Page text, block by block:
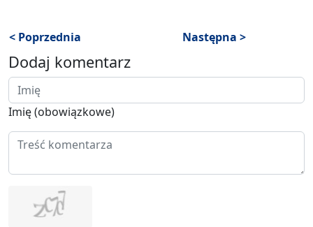
< Poprzednia Następna >
Dodaj komentarz
Imię (obowiązkowe)